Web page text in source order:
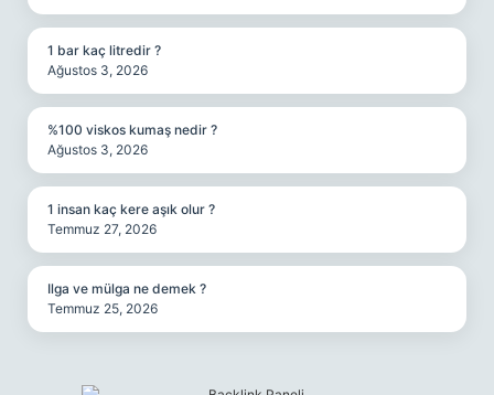
1 bar kaç litredir ?
Ağustos 3, 2026
%100 viskos kumaş nedir ?
Ağustos 3, 2026
1 insan kaç kere aşık olur ?
Temmuz 27, 2026
Ilga ve mülga ne demek ?
Temmuz 25, 2026